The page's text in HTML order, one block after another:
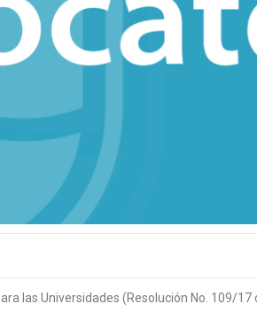
las Universidades (Resolución No. 109/